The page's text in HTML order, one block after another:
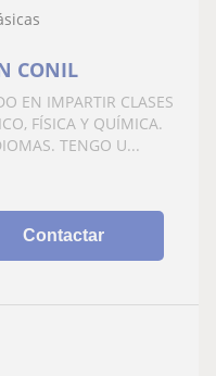
CONIL
EN IMPARTIR CLASES
FÍSICA Y QUÍMICA.
TENGO U...
Contactar